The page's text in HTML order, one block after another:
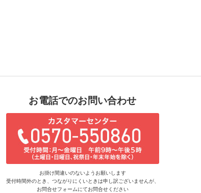
お電話でのお問い合わせ
お掛け間違いのないようお願いします
受付時間外のとき、つながりにくいときは申し訳ございませんが、
お問合せフォームにてお問合せください